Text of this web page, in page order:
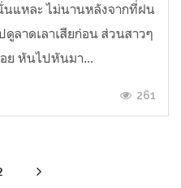
แหละ ไม่นานหลังจากที่ฝน
ลาดเลาเสียก่อน ส่วนสาวๆ
ย หันไปหันมา...
261